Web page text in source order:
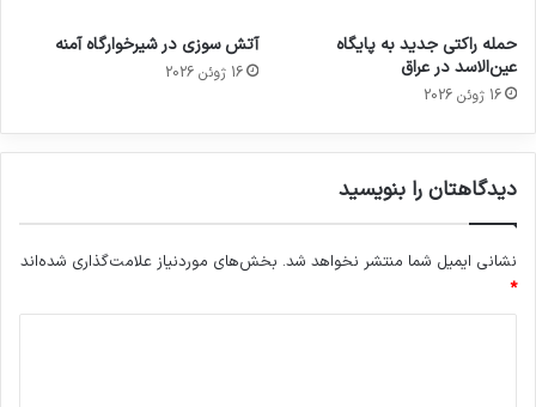
حمله راکتی جدید به پایگاه
عین‌الاسد در عراق
16 ژوئن 2026
آتش سوزی در شیرخوارگاه آمنه
16 ژوئن 2026
دیدگاهتان را بنویسید
نشانی ایمیل شما منتشر نخواهد شد. بخش‌های موردنیاز علامت‌گذاری شده‌اند
*